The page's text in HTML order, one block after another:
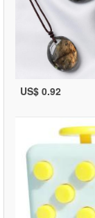
US$ 0.92